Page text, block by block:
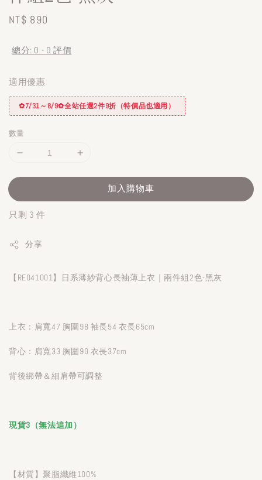
Regular
NT$ 890
總分: 0 - 0 評價
適用優惠
✿7/31～8/9✿全站任選2件9折（特價品也適用）
數量
加入購物車
只剩 3 件
分享
【RE041001】日系薄紗背心長袖薄上衣｜兩件組2色-黑灰
上衣：肩寬47 胸圍98 袖長54 衣長65cm
背心：肩寬33 胸圍90 衣長37cm
背後綁帶＆細肩帶可調整
現貨3（無法追加）
【材質】聚脂纖維100%